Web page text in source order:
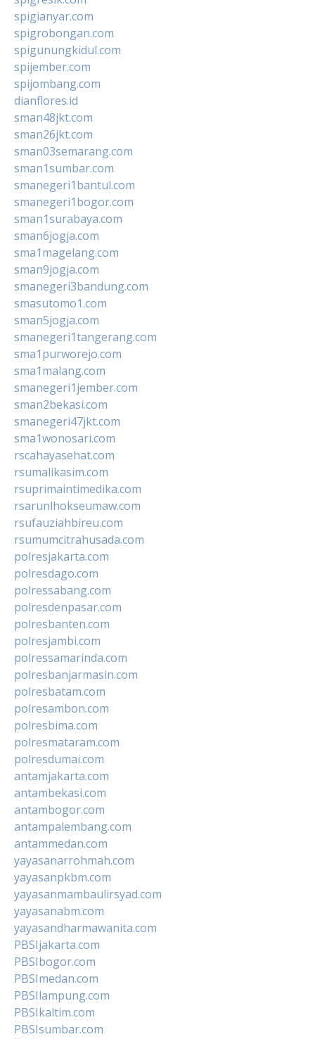
spigianyar.com
spigrobongan.com
spigunungkidul.com
spijember.com
spijombang.com
dianflores.id
sman48jkt.com
sman26jkt.com
sman03semarang.com
sman1sumbar.com
smanegeri1bantul.com
smanegeri1bogor.com
sman1surabaya.com
sman6jogja.com
sma1magelang.com
sman9jogja.com
smanegeri3bandung.com
smasutomo1.com
sman5jogja.com
smanegeri1tangerang.com
sma1purworejo.com
sma1malang.com
smanegeri1jember.com
sman2bekasi.com
smanegeri47jkt.com
sma1wonosari.com
rscahayasehat.com
rsumalikasim.com
rsuprimaintimedika.com
rsarunlhokseumaw.com
rsufauziahbireu.com
rsumumcitrahusada.com
polresjakarta.com
polresdago.com
polressabang.com
polresdenpasar.com
polresbanten.com
polresjambi.com
polressamarinda.com
polresbanjarmasin.com
polresbatam.com
polresambon.com
polresbima.com
polresmataram.com
polresdumai.com
antamjakarta.com
antambekasi.com
antambogor.com
antampalembang.com
antammedan.com
yayasanarrohmah.com
yayasanpkbm.com
yayasanmambaulirsyad.com
yayasanabm.com
yayasandharmawanita.com
PBSIjakarta.com
PBSIbogor.com
PBSImedan.com
PBSIlampung.com
PBSIkaltim.com
PBSIsumbar.com